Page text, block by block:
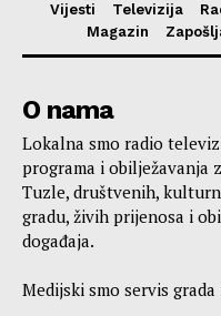
Vijesti Televizija
Magazin
O nama
Lokalna smo radio
programa i obilježavanja
Tuzle, društvenih,
gradu, živih prijenosa i
događaja.
Medijski smo servis